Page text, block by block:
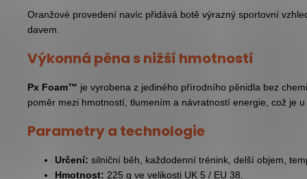
Oranžové provedení navíc přidává botě výrazný sportovní
davem.
Výkonná pěna s nižší hmotností
Px Foam™ je vyrobena z jediného přírodního pěnidla bez
poměr mezi hmotností, tlumením a návratností energie, což je
Parametry a technologie
Určení: silniční běh, každodenní trénink, delší objem,
Hmotnost: 225 g ve velikosti UK 5 / EU 38.